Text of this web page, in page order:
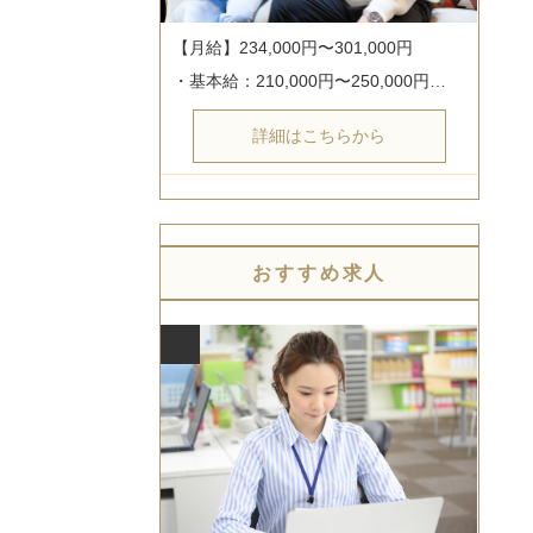
【月給】234,000円〜301,000円
・基本給：210,000円〜250,000円…
詳細はこちらから
おすすめ求人